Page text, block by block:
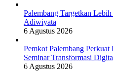
Palembang Targetkan
Adiwiyata
6 Agustus 2026
Pemkot Palembang
Seminar Transformasi
6 Agustus 2026